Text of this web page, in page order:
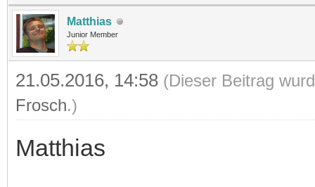
Matthias
Junior Member
21.05.2016, 14:58 (Dieser Beitrag
Frosch.)
Matthias